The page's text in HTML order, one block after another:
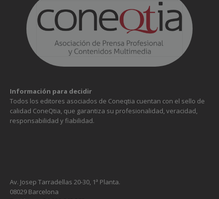
Información para decidir
Todos los editores asociados de Coneqtia cuentan con el sello de
calidad ConeQtia, que garantiza su profesionalidad, veracidad,
responsabilidad y fiabilidad.
Av. Josep Tarradellas 20-30, 1ª Planta.
08029 Barcelona